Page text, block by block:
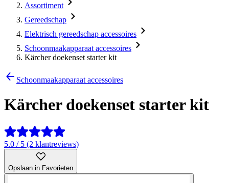
Assortiment
Gereedschap
Elektrisch gereedschap accessoires
Schoonmaakapparaat accessoires
Kärcher doekenset starter kit
Schoonmaakapparaat accessoires
Kärcher doekenset starter kit
5.0 / 5 (2 klantreviews)
Opslaan in Favorieten